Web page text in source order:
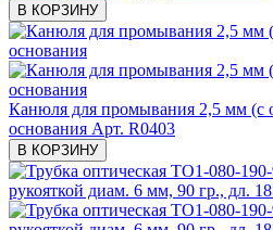
В КОРЗИНУ
Канюля для промывания 2,5 мм (с
основания Арт. R0403
В КОРЗИНУ